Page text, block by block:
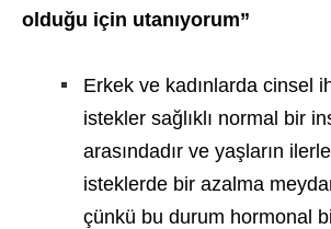
olduğu için utanıyorum”
Erkek ve kadınlarda cinsel
istekler sağlıklı normal bir
arasındadır ve yaşların
isteklerde bir azalma
çünkü bu durum hormonal